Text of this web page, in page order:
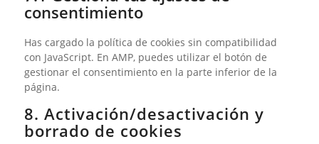
consentimiento
Has cargado la política de cookies sin compatibilidad
con JavaScript. En AMP, puedes utilizar el botón de
gestionar el consentimiento en la parte inferior de la
página.
8. Activación/desactivación y
borrado de cookies